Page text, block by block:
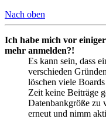
Nach oben
Ich habe mich vor
mehr anmelden?!
Es kann sein, dass
verschieden
löschen viele
Zeit keine Beiträge
Datenbankgröße zu
erneut und nimm